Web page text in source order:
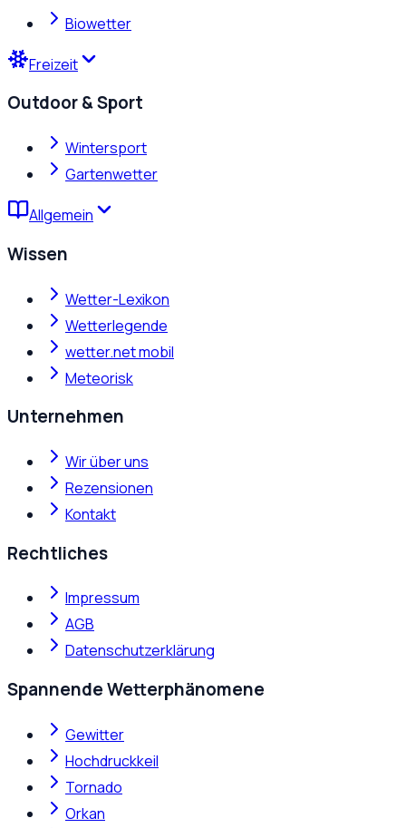
Biowetter
Freizeit
Outdoor & Sport
Wintersport
Gartenwetter
Allgemein
Wissen
Wetter-Lexikon
Wetterlegende
wetter.net mobil
Meteorisk
Unternehmen
Wir über uns
Rezensionen
Kontakt
Rechtliches
Impressum
AGB
Datenschutzerklärung
Spannende Wetterphänomene
Gewitter
Hochdruckkeil
Tornado
Orkan